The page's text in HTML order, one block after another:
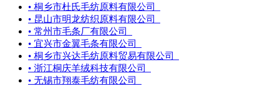
• 桐乡市杜氏毛纺原料有限公司
• 昆山市明龙纺织原料有限公司
• 常州市毛条厂有限公司
• 宜兴市金翼毛条有限公司
• 桐乡市兴达毛纺原料贸易有限公司
• 浙江桐庆羊绒科技有限公司
• 无锡市翔泰毛纺有限公司